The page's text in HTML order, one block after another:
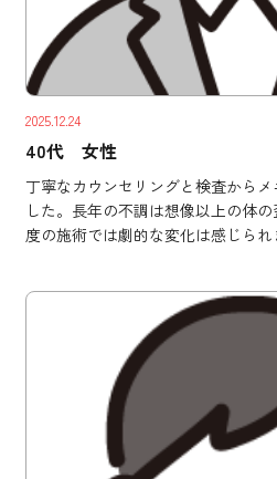
2025.12.24
40代 女性
丁寧なカウンセリングと検査から
した。長年の不調は想像以上の体
度の施術では劇的な変化は感じら